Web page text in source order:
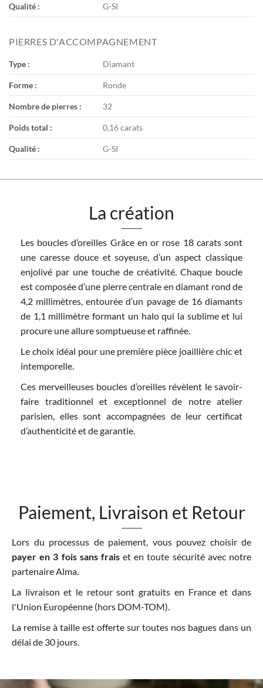
Qualité : G-SI
PIERRES D'ACCOMPAGNEMENT
Type : Diamant
Forme : Ronde
Nombre de pierres : 32
Poids total : 0,16 carats
Qualité : G-SI
La création
Les boucles d’oreilles Grâce en or rose 18 carats sont
une caresse douce et soyeuse, d’un aspect classique
enjolivé par une touche de créativité. Chaque boucle
est composée d’une pierre centrale en diamant rond de
4,2 millimètres, entourée d’un pavage de 16 diamants
de 1,1 millimètre formant un halo qui la sublime et lui
procure une allure somptueuse et raffinée.
Le choix idéal pour une première pièce joaillière chic et
intemporelle.
Ces merveilleuses boucles d’oreilles révèlent le savoir-
faire traditionnel et exceptionnel de notre atelier
parisien, elles sont accompagnées de leur certificat
d’authenticité et de garantie.
Paiement, Livraison et Retour
Lors du processus de paiement, vous pouvez choisir de
payer en 3 fois sans fraiset en toute sécurité avec notre
partenaire Alma.
La livraison et le retour sont gratuits en France et dans
l'Union Européenne (hors DOM-TOM).
La remise à taille est offerte sur toutes nos bagues dans un
délai de 30 jours.